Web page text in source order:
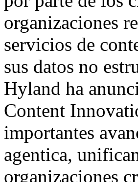
organizaciones
servicios de
sus datos no
Hyland ha
Content
importantes
agentica,
organizaciones